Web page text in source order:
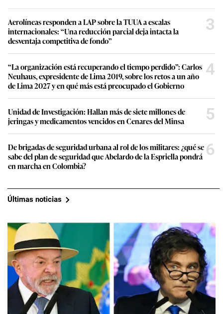
Aerolíneas responden a LAP sobre la TUUA a escalas
internacionales: “Una reducción parcial deja intacta la
desventaja competitiva de fondo”
3
“La organización está recuperando el tiempo perdido”: Carlos
Neuhaus, expresidente de Lima 2019, sobre los retos a un año
de Lima 2027 y en qué más está preocupado el Gobierno
4
Unidad de Investigación: Hallan más de siete millones de
jeringas y medicamentos vencidos en Cenares del Minsa
5
De brigadas de seguridad urbana al rol de los militares: ¿qué se
sabe del plan de seguridad que Abelardo de la Espriella pondrá
en marcha en Colombia?
6
Últimas noticias